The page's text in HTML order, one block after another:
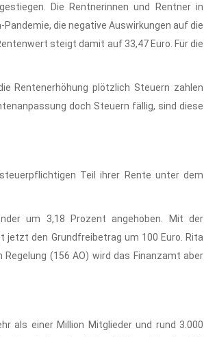
Die Rentnerinnen und Rentner in
die negative Auswirkungen auf die
steigt damit auf 33,47 Euro. Für die
Rentenerhöhung plötzlich Steuern zahlen
doch Steuern fällig, sind diese
Teil ihrer Rente unter dem
um 3,18 Prozent angehoben. Mit der
jetzt den Grundfreibetrag um 100 Euro. Rita
(156 AO) wird das Finanzamt aber
als einer Million Mitglieder und rund 3.000